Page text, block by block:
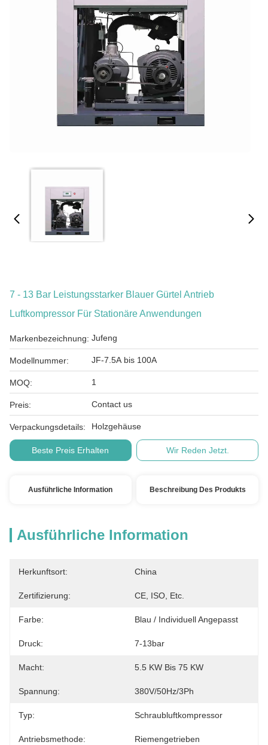
7 - 13 Bar Leistungsstarker Blauer Gürtel Antrieb
Luftkompressor Für Stationäre Anwendungen
Markenbezeichnung: Jufeng
Modellnummer: JF-7.5A bis 100A
MOQ: 1
Preis: Contact us
Verpackungsdetails: Holzgehäuse
Beste Preis Erhalten Wir Reden Jetzt.
Ausführliche Information Beschreibung Des Produkts
Ausführliche Information
Herkunftsort: China
Zertifizierung: CE, ISO, Etc.
Farbe: Blau / Individuell Angepasst
Druck: 7-13bar
Macht: 5.5 KW Bis 75 KW
Spannung: 380V/50Hz/3Ph
Typ: Schraubluftkompressor
Antriebsmethode: Riemengetrieben